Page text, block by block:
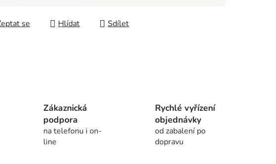
se Hlídat Sdílet
Zákaznická
podpora
na telefonu i on-
line
Rychlé vyřízení
objednávky
od zabalení po
dopravu